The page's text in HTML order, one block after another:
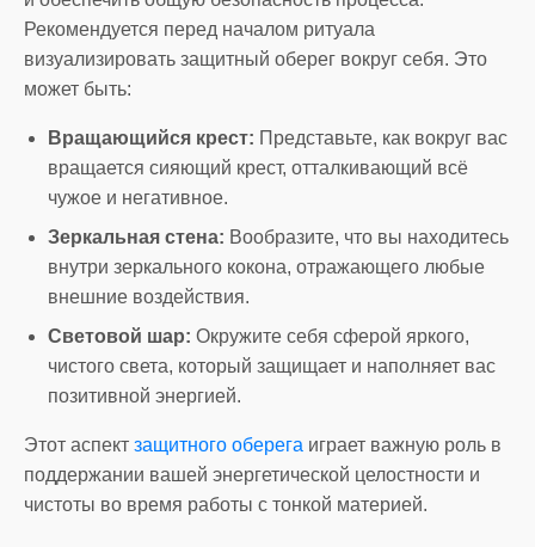
Рекомендуется перед началом ритуала
визуализировать защитный оберег вокруг себя. Это
может быть:
Вращающийся крест: Представьте, как вокруг вас
вращается сияющий крест, отталкивающий всё
чужое и негативное.
Зеркальная стена: Вообразите, что вы находитесь
внутри зеркального кокона, отражающего любые
внешние воздействия.
Световой шар: Окружите себя сферой яркого,
чистого света, который защищает и наполняет вас
позитивной энергией.
Этот аспект защитного оберега играет важную роль в
поддержании вашей энергетической целостности и
чистоты во время работы с тонкой материей.